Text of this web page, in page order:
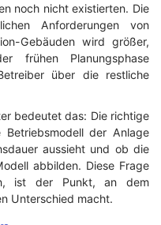
noch nicht existierten. Die
Anforderungen von
Gebäuden wird größer,
frühen Planungsphase
über die restliche
bedeutet das: Die richtige
der Anlage
aussieht und ob die
abbilden. Diese Frage
ist der Punkt, an dem
Unterschied macht.